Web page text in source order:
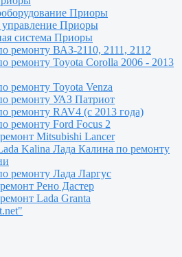
Приоры
управление Приоры
система Приоры
ремонту ВАЗ-2110, 2111, 2112
ремонту Toyota Сorolla 2006 - 2013
ремонту Toyota Venza
ремонту УАЗ Патриот
ремонту RAV4 (с 2013 года)
ремонту Ford Focus 2
Mitsubishi Lancer
Kalina Лада Калина по ремонту
ремонту Лада Ларгус
Рено Дастер
Lada Granta